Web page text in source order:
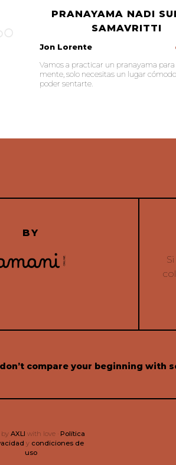
PRANAYAMA NADI
SAMAVRITTI
Jon Lorente
Vamos a practicar un pranayama
mente, solo necesitas un lugar
poder sentarte.
BY
compare your beginning with
AXLI with love · Política
y condiciones de
uso